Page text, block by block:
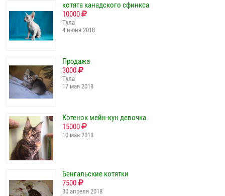
котята канадского сфинкса
10000
Тула
4 июня 2018
Продажа
3000
Тула
17 мая 2018
Котенок мейн-кун девочка
15000
10 мая 2018
Бенгальские котятки
7500
30 апреля 2018